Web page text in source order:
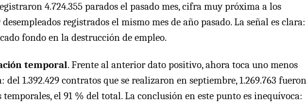
4.724.355 parados el pasado mes, cifra muy próxima a los
desempleados registrados el mismo mes de año pasado. La señal es clara:
fondo en la destrucción de empleo.
temporal. Frente al anterior dato positivo, ahora toca uno menos
del 1.392.429 contratos que se realizaron en septiembre, 1.269.763 fueron
el 91 % del total. La conclusión en este punto es inequívoca: